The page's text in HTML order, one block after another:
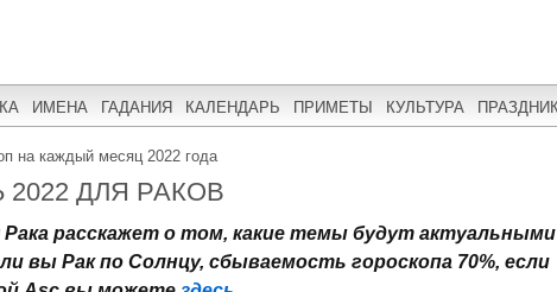
ИМЕНА ГАДАНИЯ КАЛЕНДАРЬ ПРИМЕТЫ КУЛЬТУРА
на каждый месяц 2022 года
ДЛЯ РАКОВ
Рака расскажет о том, какие темы будут актуальными
вы Рак по Солнцу, сбываемость гороскопа 70%, если